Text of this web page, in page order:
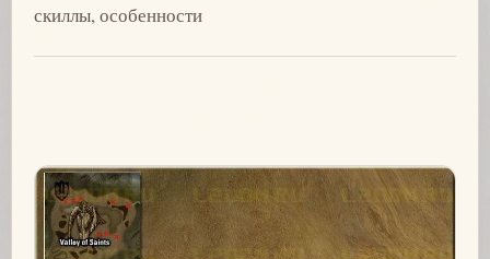
скиллы, особенности